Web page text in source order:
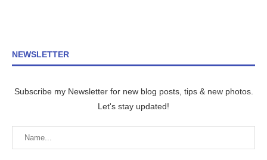
NEWSLETTER
Subscribe my Newsletter for new blog posts, tips & new photos.
Let's stay updated!